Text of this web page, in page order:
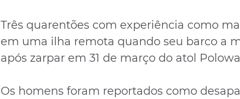
Três quarentões com experiência como
em uma ilha remota quando seu barco a
após zarpar em 31 de março do atol
Os homens foram reportados como